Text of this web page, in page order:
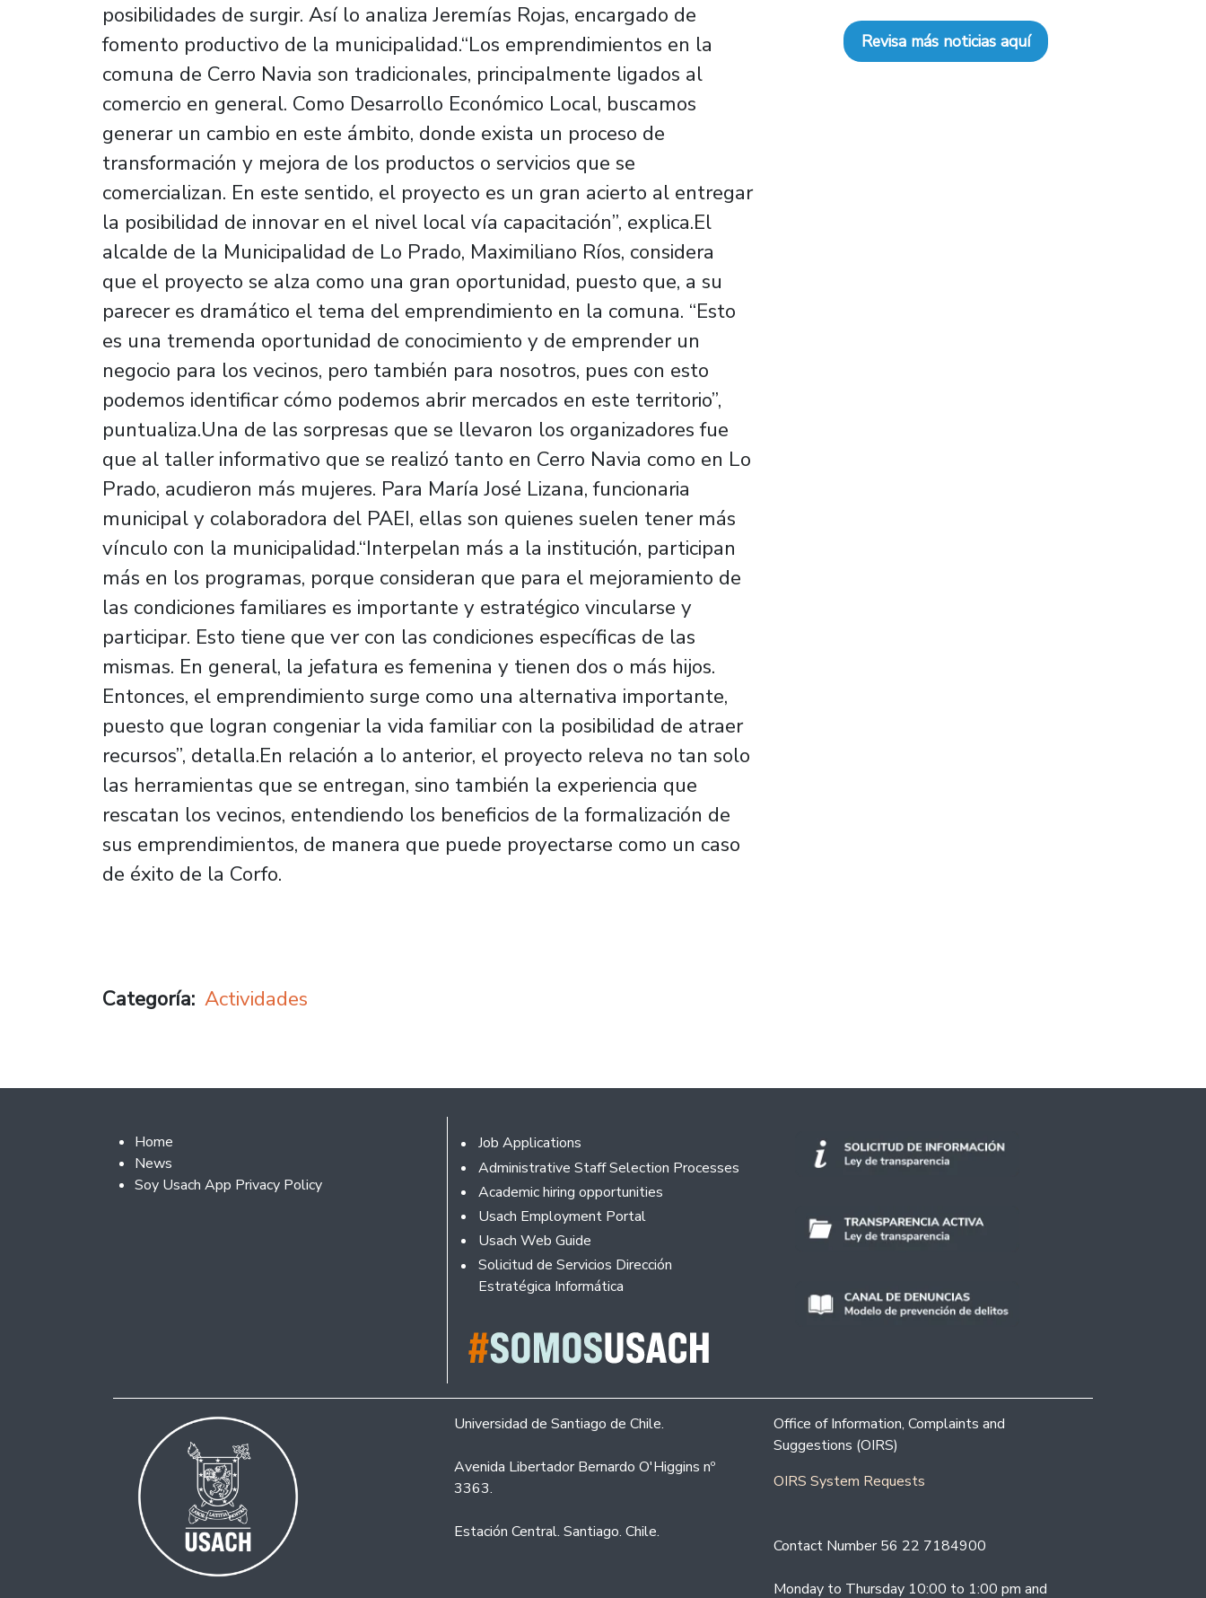
posibilidades de surgir. Así lo analiza Jeremías Rojas, encargado de
fomento productivo de la municipalidad.“Los emprendimientos en la
comuna de Cerro Navia son tradicionales, principalmente ligados al
comercio en general. Como Desarrollo Económico Local, buscamos
generar un cambio en este ámbito, donde exista un proceso de
transformación y mejora de los productos o servicios que se
comercializan. En este sentido, el proyecto es un gran acierto al entregar
la posibilidad de innovar en el nivel local vía capacitación”, explica.El
alcalde de la Municipalidad de Lo Prado, Maximiliano Ríos, considera
que el proyecto se alza como una gran oportunidad, puesto que, a su
parecer es dramático el tema del emprendimiento en la comuna. “Esto
es una tremenda oportunidad de conocimiento y de emprender un
negocio para los vecinos, pero también para nosotros, pues con esto
podemos identificar cómo podemos abrir mercados en este territorio”,
puntualiza.Una de las sorpresas que se llevaron los organizadores fue
que al taller informativo que se realizó tanto en Cerro Navia como en Lo
Prado, acudieron más mujeres. Para María José Lizana, funcionaria
municipal y colaboradora del PAEI, ellas son quienes suelen tener más
vínculo con la municipalidad.“Interpelan más a la institución, participan
más en los programas, porque consideran que para el mejoramiento de
las condiciones familiares es importante y estratégico vincularse y
participar. Esto tiene que ver con las condiciones específicas de las
mismas. En general, la jefatura es femenina y tienen dos o más hijos.
Entonces, el emprendimiento surge como una alternativa importante,
puesto que logran congeniar la vida familiar con la posibilidad de atraer
recursos”, detalla.En relación a lo anterior, el proyecto releva no tan solo
las herramientas que se entregan, sino también la experiencia que
rescatan los vecinos, entendiendo los beneficios de la formalización de
sus emprendimientos, de manera que puede proyectarse como un caso
de éxito de la Corfo.
Categoría Actividades
Revisa más noticias aquí
Footer 2
Home
News
Soy Usach App Privacy Policy
Footer
Job Applications
Administrative Staff Selection Processes
Academic hiring opportunities
Usach Employment Portal
Usach Web Guide
Solicitud de Servicios Dirección
Estratégica Informática
Universidad de Santiago de Chile.
Avenida Libertador Bernardo O'Higgins nº
3363.
Estación Central. Santiago. Chile.
Office of Information, Complaints and
Suggestions (OIRS)
OIRS System Requests
Contact Number 56 22 7184900
Monday to Thursday 10:00 to 1:00 pm and